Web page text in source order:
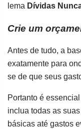
lema Dívidas
Crie um
Antes de tudo, a
exatamente para
se de que seus
Portanto é
inclua todas as
básicas até gastos